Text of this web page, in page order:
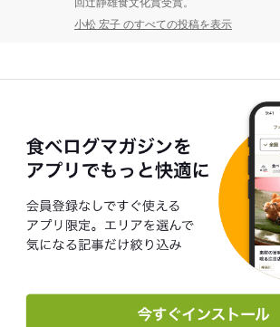
小松 宏子 のすべての投稿を表示